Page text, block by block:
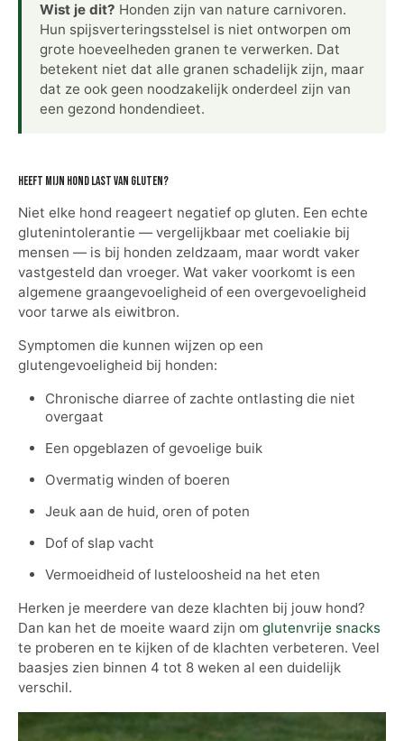
Wist je dit? Honden zijn van nature carnivoren.
Hun spijsverteringsstelsel is niet ontworpen om
grote hoeveelheden granen te verwerken. Dat
betekent niet dat alle granen schadelijk zijn, maar
dat ze ook geen noodzakelijk onderdeel zijn van
een gezond hondendieet.
Heeft mijn hond last van gluten?
Niet elke hond reageert negatief op gluten. Een echte
glutenintolerantie — vergelijkbaar met coeliakie bij
mensen — is bij honden zeldzaam, maar wordt vaker
vastgesteld dan vroeger. Wat vaker voorkomt is een
algemene graangevoeligheid of een overgevoeligheid
voor tarwe als eiwitbron.
Symptomen die kunnen wijzen op een
glutengevoeligheid bij honden:
Chronische diarree of zachte ontlasting die niet
overgaat
Een opgeblazen of gevoelige buik
Overmatig winden of boeren
Jeuk aan de huid, oren of poten
Dof of slap vacht
Vermoeidheid of lusteloosheid na het eten
Herken je meerdere van deze klachten bij jouw hond?
Dan kan het de moeite waard zijn om glutenvrije snacks
te proberen en te kijken of de klachten verbeteren. Veel
baasjes zien binnen 4 tot 8 weken al een duidelijk
verschil.